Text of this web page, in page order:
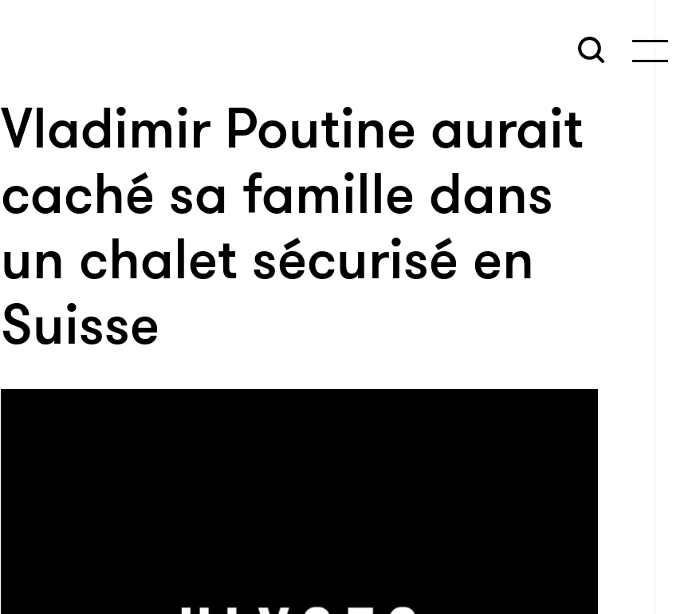
Vladimir Poutine aurait
caché sa famille dans
un chalet sécurisé en
Suisse